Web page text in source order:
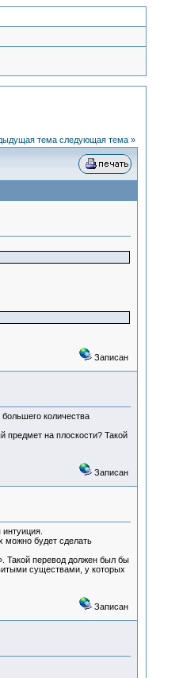
тема следующая тема »
Записан
количества
предмет на плоскости? Такой
Записан
можно будет сделать
Такой перевод должен был бы
существами, у которых
Записан